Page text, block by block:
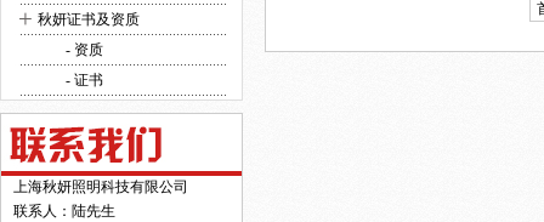
+ 秋妍证书及资质
- 资质
- 证书
上海秋妍照明科技有限公司
联系人：陆先生